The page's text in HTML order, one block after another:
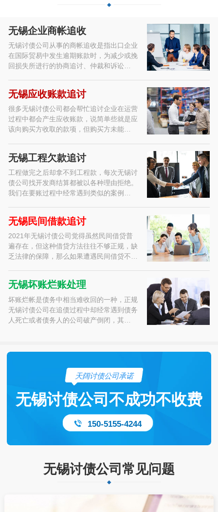
无锡企业商帐追收
无锡讨债公司从事的商帐追收是指出口企业
在国际贸易中发生逾期账款时，为减少或挽
回损失所进行的协商追讨、仲裁和诉讼…
无锡应收账款追讨
很多无锡讨债公司都会帮忙追讨企业在运营
过程中都会产生应收账款，说简单些就是应
该向购买方收取的款项，但购买方未能…
无锡工程欠款追讨
工程做完之后却拿不到工程款，每次无锡讨
债公司找开发商结算都被以各种理由拒绝。
我们在要账过程中经常遇到类似的案例…
无锡民间借款追讨
2021年无锡讨债公司觉得虽然民间借贷普
遍存在，但这种借贷方法往往不够正规，缺
乏法律的保障，那么如果遭遇民间借贷不…
无锡坏账烂账处理
坏账烂帐是债务中相当难收回的一种，正规
无锡讨债公司在追债过程中却经常遇到债务
人死亡或者债务人的公司破产倒闭，其…
天阔讨债公司承诺
无锡讨债公司不成功不收费
150-5155-4244
无锡讨债公司常见问题